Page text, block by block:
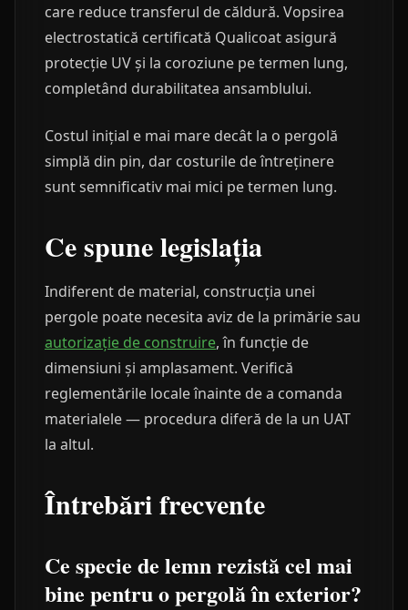
care reduce transferul de căldură. Vopsirea
electrostatică certificată Qualicoat asigură
protecție UV și la coroziune pe termen lung,
completând durabilitatea ansamblului.
Costul inițial e mai mare decât la o pergolă
simplă din pin, dar costurile de întreținere
sunt semnificativ mai mici pe termen lung.
Ce spune legislația
Indiferent de material, construcția unei
pergole poate necesita aviz de la primărie sau
autorizație de construire, în funcție de
dimensiuni și amplasament. Verifică
reglementările locale înainte de a comanda
materialele — procedura diferă de la un UAT
la altul.
Întrebări frecvente
Ce specie de lemn rezistă cel mai
bine pentru o pergolă în exterior?